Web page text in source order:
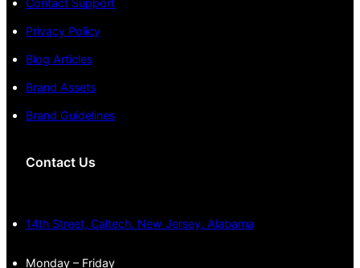
Contact Support
Privacy Policy
Blog Articles
Brand Assets
Brand Guidelines
Contact Us
14th Street, Caltech, New Jersey, Alabama
Monday – Friday